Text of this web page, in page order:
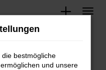
bestmögliche
und unsere